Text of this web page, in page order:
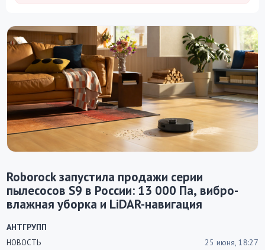
Roborock запустила продажи серии
пылесосов S9 в России: 13 000 Па, вибро-
влажная уборка и LiDAR-навигация
НОВОСТЬ 25 июня, 18:27
АНТГРУПП